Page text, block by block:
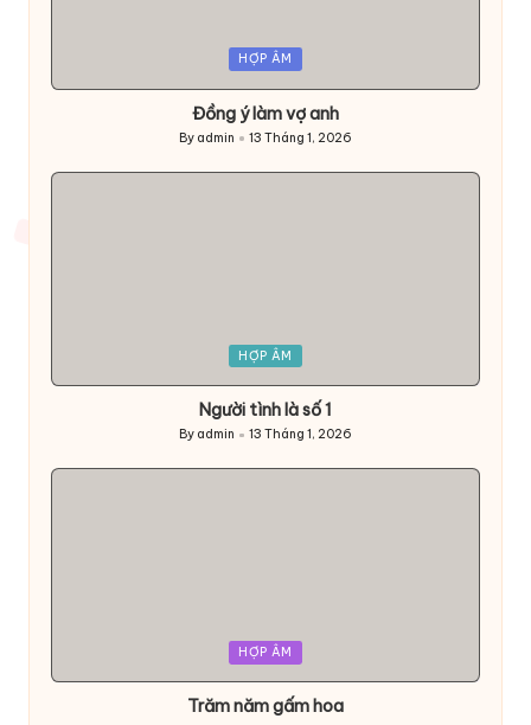
HỢP ÂM
Đồng ý làm vợ anh
Posted
by
By admin 13 Tháng 1, 2026
HỢP ÂM
Người tình là số 1
Posted
by
By admin 13 Tháng 1, 2026
HỢP ÂM
Trăm năm gấm hoa